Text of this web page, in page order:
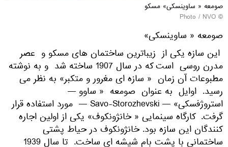
صومعه « ساوینسکی» مسکو
© Photo /
NVO
صومعه « ساوینسکی»
این سازه یکی از زیباترین ساختمان های مسکو و عصر
مدرن روسی است که در سال 1907 ساخته شد و به نوشته
مطبوعات آن زمان « سازه ای مغرور و متکبر» به نظر می
رسید. اوایل به عنوان صومعه « ساوو —
استروژفسکی» — Savo-Storozhevski — مورد استفاده قرار
گرفت. کارگاه سینمایی « خانژونکوف» یکی از اولین اجاره
کنندگان این سازه بود. خانژونکوف در حیاط پشتی